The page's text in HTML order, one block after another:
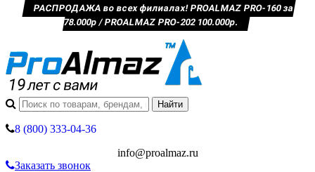
РАСПРОДАЖА во всех филиалах! PROALMAZ PRO-160 за
78.000р / PROALMAZ PRO-202 100.000р.
8 (800) 333-04-36
info@proalmaz.ru
Заказать звонок